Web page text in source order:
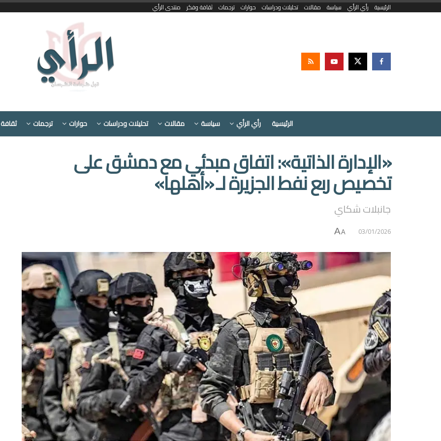
الرئيسية رأي الرأي سياسة مقالات تحليلات ودراسات حوارات ترجمات ثقافة وفكر منتدى الرأي
الرئيسية رأي الرأي سياسة مقالات تحليلات ودراسات حوارات ترجمات
«الإدارة الذاتية»: اتفاق مبدئي مع دمشق على
تخصيص ربع نفط الجزيرة لـ «أهلها»
جانبلات شكاي
03/01/2026
A
A